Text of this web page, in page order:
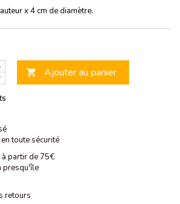
x 4 cm de diamètre.
 Ajouter au panier
toute sécurité
partir de 75€
presqu'île
retours